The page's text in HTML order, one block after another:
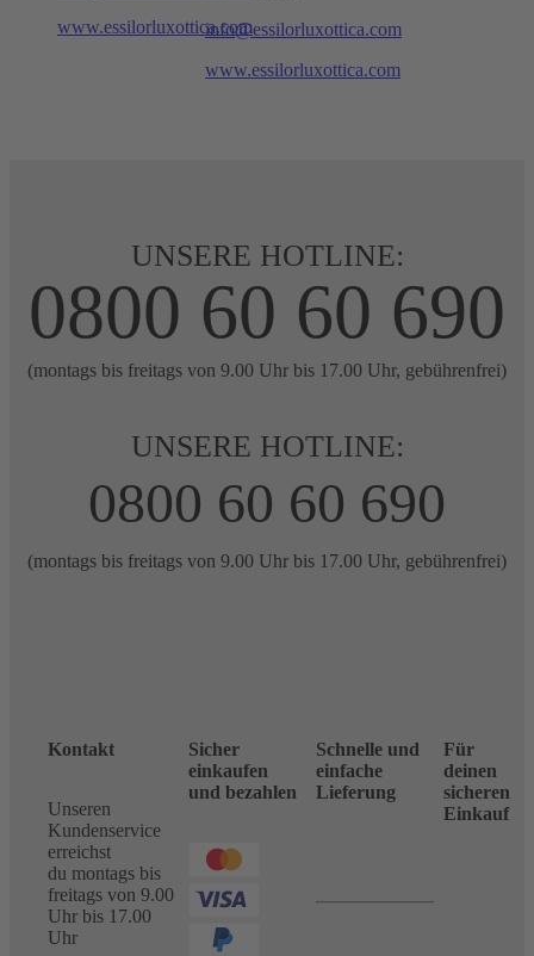
www.essilorluxottica.cominfo@essilorluxottica.com
www.essilorluxottica.com
UNSERE HOTLINE:
0800 60 60 690
(montags bis freitags von 9.00 Uhr bis 17.00 Uhr, gebührenfrei)
UNSERE HOTLINE:
0800 60 60 690
(montags bis freitags von 9.00 Uhr bis 17.00 Uhr, gebührenfrei)
Kontakt
Unseren
Kundenservice
erreichst
du montags bis
freitags von 9.00
Uhr bis 17.00
Uhr
Sicher
einkaufen
und bezahlen
Schnelle und
einfache
Lieferung
Für
deinen
sicheren
Einkauf